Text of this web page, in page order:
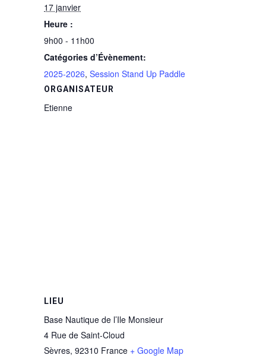
17 janvier
Heure :
9h00 - 11h00
Catégories d’Évènement:
2025-2026, Session Stand Up Paddle
ORGANISATEUR
Etienne
LIEU
Base Nautique de l’Ile Monsieur
4 Rue de Saint-Cloud
Sèvres, 92310 France + Google Map